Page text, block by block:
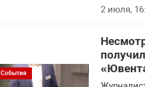
2 июля,
События